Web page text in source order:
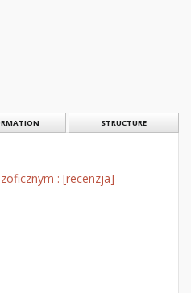
STRUCTURE
: [recenzja]